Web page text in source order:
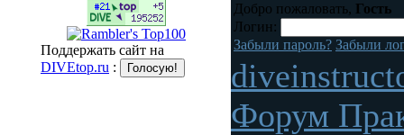
Поддержать сайт на
DIVEtop.ru :
Добро пожаловать, Гость
Логин:
Забыли пароль? Забыли
Форум